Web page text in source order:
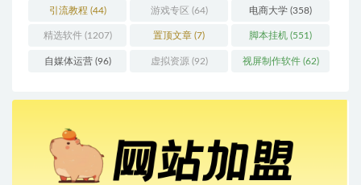
引流教程 (44) 游戏专区 (64) 电商大学 (358)
精选软件(1207) 置顶文章 (7) 脚本挂机 (551)
自媒体运营(96) 虚拟资源 (92) 视屏制作软件(62)